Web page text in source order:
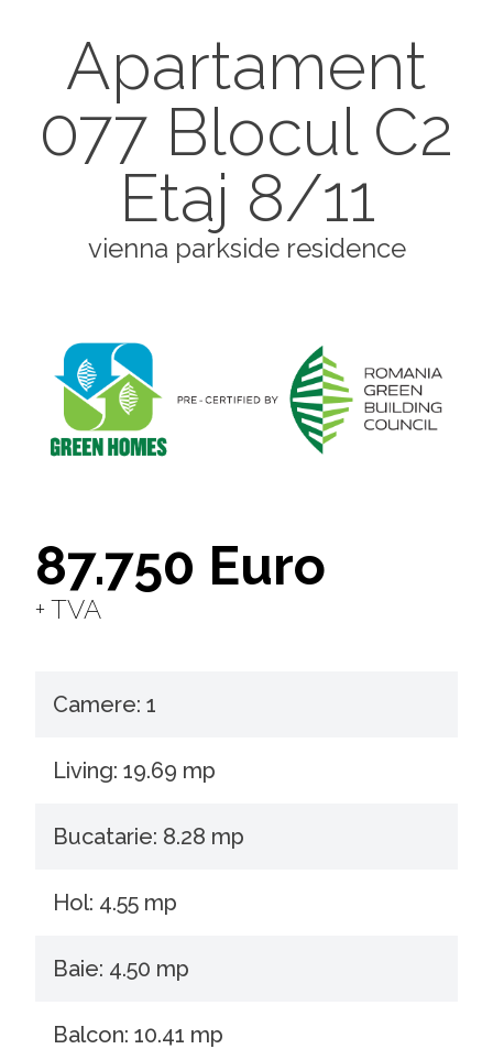
Apartament
077 Blocul C2
Etaj 8/11
vienna parkside residence
87.750 Euro
+ TVA
Camere: 1
Living: 19.69 mp
Bucatarie: 8.28 mp
Hol: 4.55 mp
Baie: 4.50 mp
Balcon: 10.41 mp